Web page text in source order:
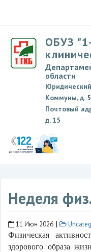
ОБУЗ
области
Коммуны, д. 5
Почтовый
д. 15
Неделя
11 Июн 2026 |
Физическая
здорового образа